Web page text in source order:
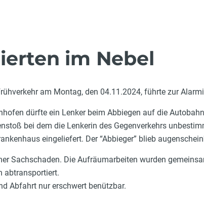
im Nebel
am Montag, den 04.11.2024, führte zur
dürfte ein Lenker beim Abbiegen auf die
bei dem die Lenkerin des Gegenverkehrs
eingeliefert. Der “Abbieger” blieb
Sachschaden. Die Aufräumarbeiten wurden
abtransportiert.
Abfahrt nur erschwert benützbar.